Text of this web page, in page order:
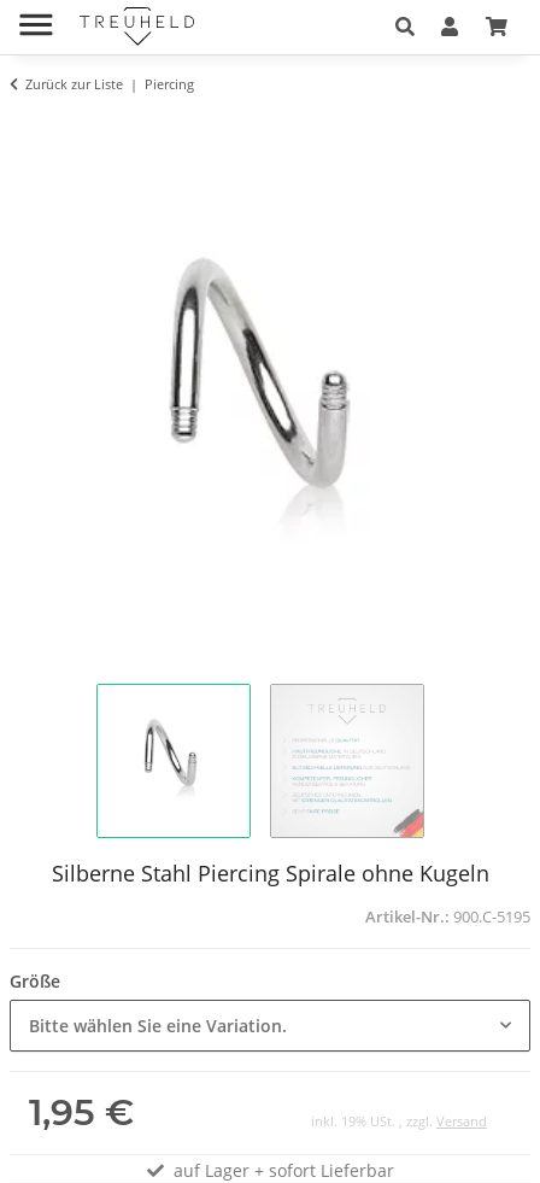
Zurück zur Liste Piercing
Silberne Stahl Piercing Spirale ohne Kugeln
Artikel-Nr.: 900.C-5195
Größe
Bitte wählen Sie eine Variation.
1,95 € inkl. 19% USt. , zzgl. Versand
auf Lager + sofort Lieferbar